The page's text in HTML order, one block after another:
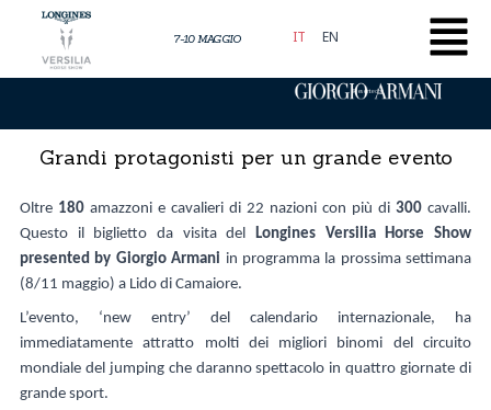
contenuto
7-10 MAGGIO IT EN
Presented by
Grandi protagonisti per un grande evento
Oltre 180amazzoni e cavalieri di 22 nazioni con più di300 cavalli.
Questo il biglietto da visita delLongines Versilia Horse Show
presented by Giorgio Armani in programma la prossima settimana
(8/11 maggio) a Lido di Camaiore.
L’evento, ‘new entry’ del calendario internazionale, ha
immediatamente attratto molti dei migliori binomi del circuito
mondiale del jumping che daranno spettacolo in quattro giornate di
grande sport.